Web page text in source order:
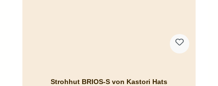
Strohhut BRIOS-S von Kastori Hats